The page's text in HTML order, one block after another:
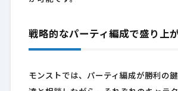
戦略的なパーティ編成で盛り上
モンストでは、パーティ編成が勝利の